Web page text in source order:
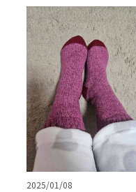
2025/01/08